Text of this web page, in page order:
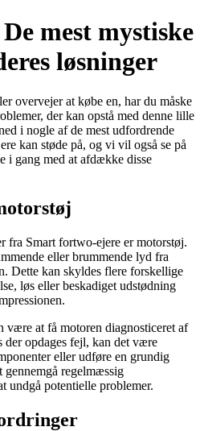
mest mystiske
løsninger
overvejer at købe en, har du måske
der kan opstå med denne lille
i nogle af de mest udfordrende
kan støde på, og vi vil også se på
i gang med at afdække disse
fra Smart fortwo-ejere er motorstøj.
eller brummende lyd fra
Dette kan skyldes flere forskellige
løs eller beskadiget udstødning
være at få motoren diagnosticeret af
der opdages fejl, kan det være
eller udføre en grundig
gennemgå regelmæssig
undgå potentielle problemer.